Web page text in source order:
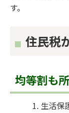
す。
住民税
均等割も
生活保